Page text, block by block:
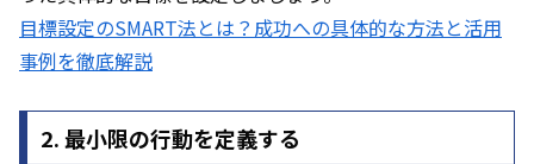
目標設定のSMART法とは？成功への具体的な方法と活用
事例を徹底解説
2. 最小限の行動を定義する